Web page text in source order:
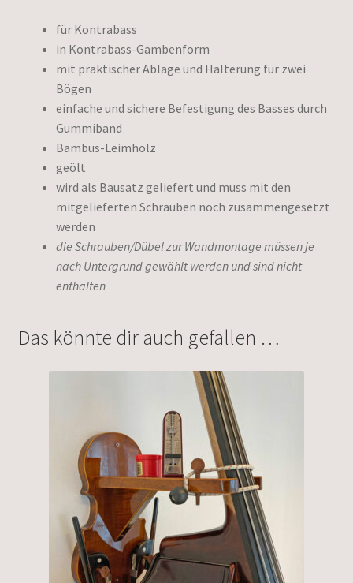
für Kontrabass
in Kontrabass-Gambenform
mit praktischer Ablage und Halterung für zwei
Bögen
einfache und sichere Befestigung des Basses durch
Gummiband
Bambus-Leimholz
geölt
wird als Bausatz geliefert und muss mit den
mitgelieferten Schrauben noch zusammengesetzt
werden
die Schrauben/Dübel zur Wandmontage müssen je
nach Untergrund gewählt werden und sind nicht
enthalten
Das könnte dir auch gefallen …